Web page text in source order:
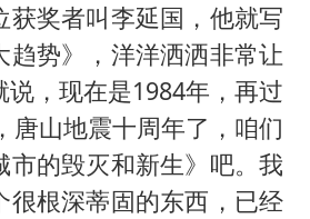
获奖者叫李延国，他就写
趋势》，洋洋洒洒非常让
，现在是1984年，再过
唐山地震十周年了，咱们
市的毁灭和新生》吧。我
很根深蒂固的东西，已经